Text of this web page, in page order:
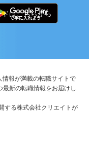
はこちらから
情報が満載の転職サイトで
新の転職情報をお届けし
する株式会社クリエイトが